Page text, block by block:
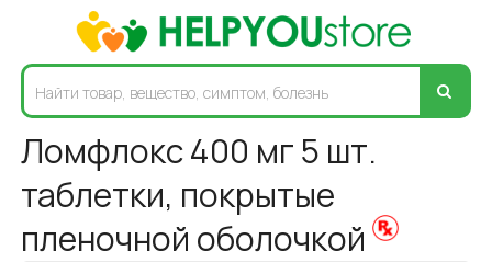
Ломфлокс 400 мг 5 шт.
таблетки, покрытые
пленочной оболочкой